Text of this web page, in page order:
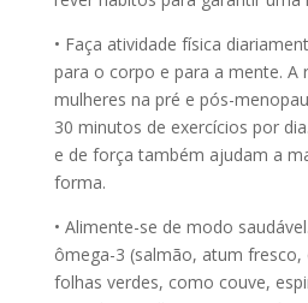
• Faça atividade física
para o corpo e para a mente. A
mulheres na pré e pós-
30 minutos de exercícios por
e de força também ajudam a
forma.
• Alimente-se de modo
ômega-3 (salmão, atum fresco,
folhas verdes, como couve,